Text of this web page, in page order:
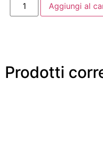
Aggiungi al
Prodotti